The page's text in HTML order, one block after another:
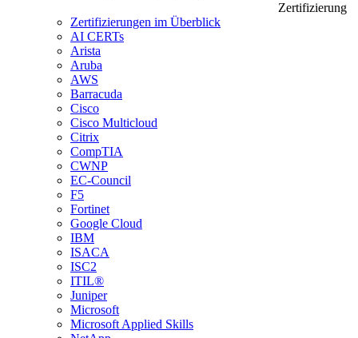
Zertifizierung
Zertifizierungen im Überblick
AI CERTs
Arista
Aruba
AWS
Barracuda
Cisco
Cisco Multicloud
Citrix
CompTIA
CWNP
EC-Council
F5
Fortinet
Google Cloud
IBM
ISACA
ISC2
ITIL®
Juniper
Microsoft
Microsoft Applied Skills